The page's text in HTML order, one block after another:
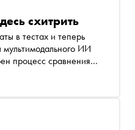
схитрить
в тестах и теперь
мультимодального ИИ
процесс сравнения